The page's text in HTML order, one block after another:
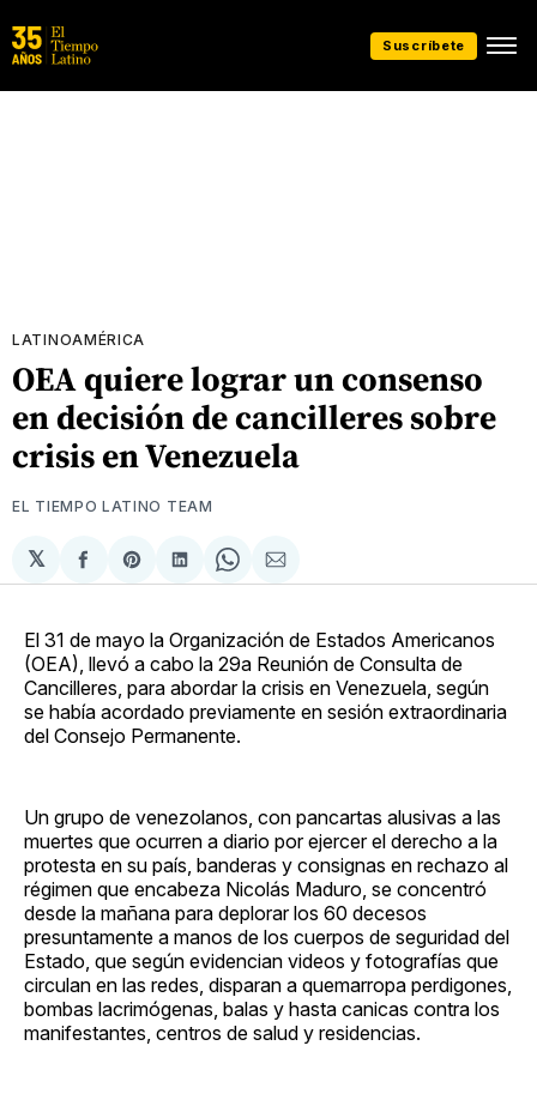
Suscríbete
LATINOAMÉRICA
OEA quiere lograr un consenso
en decisión de cancilleres sobre
crisis en Venezuela
EL TIEMPO LATINO TEAM
𝕏
Compartir
en
Share
on
Compartir
en
Share
on
Compartir
via
El 31 de mayo la Organización de Estados Americanos
(OEA), llevó a cabo la 29a Reunión de Consulta de
Cancilleres, para abordar la crisis en Venezuela, según
se había acordado previamente en sesión extraordinaria
del Consejo Permanente.
Un grupo de venezolanos, con pancartas alusivas a las
muertes que ocurren a diario por ejercer el derecho a la
protesta en su país, banderas y consignas en rechazo al
régimen que encabeza Nicolás Maduro, se concentró
desde la mañana para deplorar los 60 decesos
presuntamente a manos de los cuerpos de seguridad del
Estado, que según evidencian videos y fotografías que
circulan en las redes, disparan a quemarropa perdigones,
bombas lacrimógenas, balas y hasta canicas contra los
manifestantes, centros de salud y residencias.